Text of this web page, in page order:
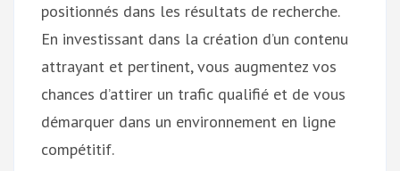
positionnés dans les résultats de recherche.
En investissant dans la création d’un contenu
attrayant et pertinent, vous augmentez vos
chances d’attirer un trafic qualifié et de vous
démarquer dans un environnement en ligne
compétitif.